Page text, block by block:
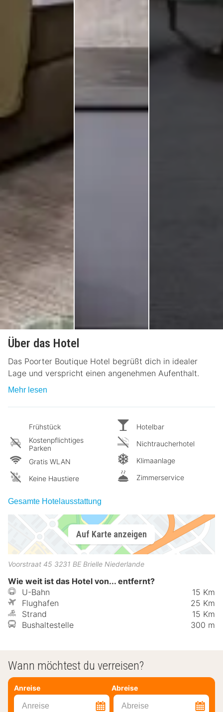
Über das Hotel
Das Poorter Boutique Hotel begrüßt dich in idealer
Lage und verspricht einen angenehmen Aufenthalt.
Mehr lesen
Frühstück
Kostenpflichtiges
Parken
Gratis WLAN
Keine Haustiere
Hotelbar
Nichtraucherhotel
Klimaanlage
Zimmerservice
Gesamte Hotelausstattung
Auf Karte anzeigen
Voorstraat 45 3231 BE Brielle Niederlande
Wie weit ist das Hotel von... entfernt?
U-Bahn
15 Km
Flughafen
25 Km
Strand
15 Km
Bushaltestelle
300 m
Wann möchtest du verreisen?
Anreise Abreise
Anreise Abreise